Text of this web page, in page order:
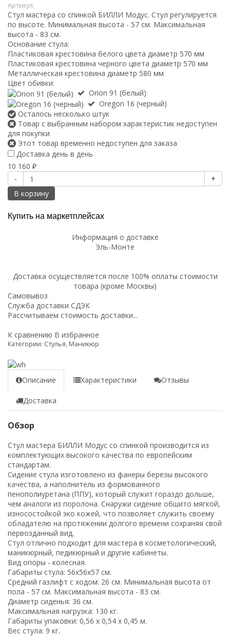
Артикул:
Стул мастера со спинкой БИЛЛИ Модус. Стул регулируется
по высоте. Минимальная высота - 57 см. Максимальная
высота - 83 см.
Основание стула:
Пластиковая крестовина белого цвета диаметр 570 мм
Пластиковая крестовина черного цвета диаметр 570 мм
Металлическая крестовина диаметр 580 мм
Цвет обивки:
Orion 91 (белый)
Oregon 16 (черный)
Осталось несколько штук
Товар с выбранным набором характеристик недоступен
для покупки
Этот товар временно недоступен для заказа
Доставка день в день
10 160 ₽
-
+
В корзину
Купить на маркетплейсах
Информация о доставке
Эль-Монте
Доставка осуществляется после 100% оплаты стоимости
товара (кроме Москвы)
Самовывоз
Служба доставки СДЭК
Рассчитываем стоимость доставки...
К сравнению В избранное
Категории: Стулья, Маникюр
Описание Характеристики Отзывы
Доставка
Обзор
Стул мастера БИЛЛИ Модус со спинкой производится из
комплектующих высокого качества по европейским
стандартам.
Сидение стула изготовлено из фанеры березы высокого
качества, а наполнитель из формованного
пенополиуретана (ППУ), который служит гораздо дольше,
чем аналоги из поролона. Снаружи сидение обшито мягкой,
износостойкой эко кожей, что позволяет служить своему
обладателю на протяжении долгого времени сохраняя свой
первозданный вид.
Стул отлично подходит для мастера в косметологический,
маникюрный, педикюрный и другие кабинеты.
Вид опоры - колесная.
Габариты стула: 56х56х57 см.
Средний газлифт с ходом: 26 см. Минимальная высота от
пола - 57 см. Максимальная высота - 83 см.
Диаметр сиденья: 36 см.
Максимальная нагрузка: 130 кг.
Габариты упаковки: 0,56 х 0,54 х 0,45 м.
Вес стула: 9 кг.